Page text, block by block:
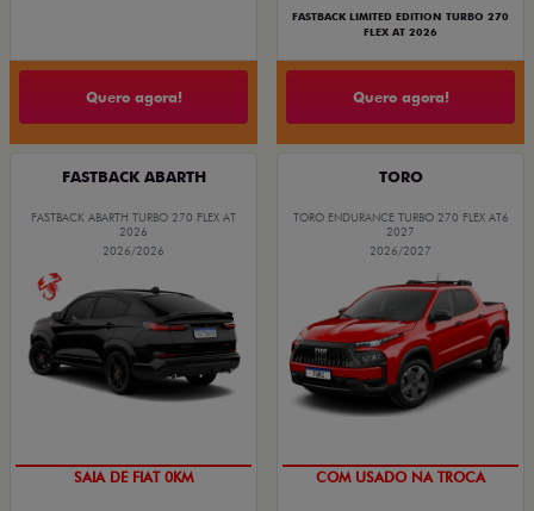
Quero agora!
FASTBACK LIMITED EDITION TURBO 270
FLEX AT 2026
Quero agora!
FASTBACK ABARTH
FASTBACK ABARTH TURBO 270 FLEX AT
2026
2026/2026
SAIA DE FIAT 0KM
TORO
TORO ENDURANCE TURBO 270 FLEX AT6
2027
2026/2027
COM USADO NA TROCA